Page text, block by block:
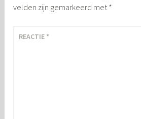
velden zijn gemarkeerd met *
REACTIE *